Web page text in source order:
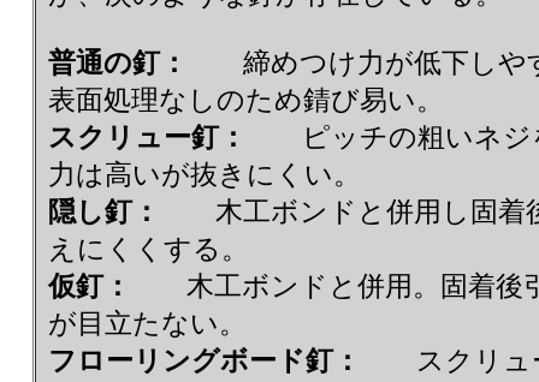
普通の釘：
締めつけ力が低下しや
表面処理なしのため錆び易い。
スクリュー釘：
ピッチの粗いネジ
力は高いが抜きにくい。
隠し釘：
木工ボンドと併用し固着
えにくくする。
仮釘：
木工ボンドと併用。固着後
が目立たない。
フローリングボード釘：
スクリュ